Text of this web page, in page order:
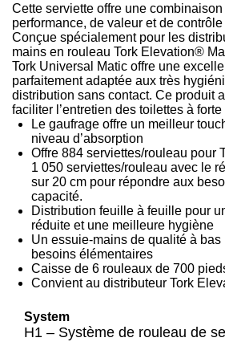
Cette serviette offre une
performance, de valeur et de
Conçue spécialement pour les
mains en rouleau Tork Elevation®
Tork Universal Matic offre une
parfaitement adaptée aux très
distribution sans contact. Ce produit
faciliter l’entretien des toilettes à
Le gaufrage offre un meilleur
niveau d’absorption
Offre 884 serviettes/rouleau pour
1 050 serviettes/rouleau avec le
sur 20 cm pour répondre aux
capacité.
Distribution feuille à feuille pour
réduite et une meilleure hygiène
Un essuie-mains de qualité à bas
besoins élémentaires
Caisse de 6 rouleaux de 700
Convient au distributeur Tork
System
H1 – Système de rouleau de